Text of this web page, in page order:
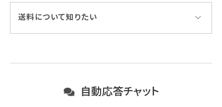
送料について知りたい
自動応答チャット